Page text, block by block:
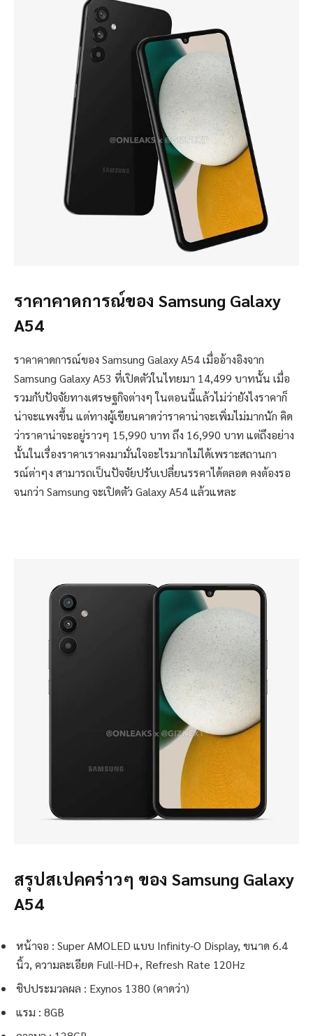
ราคาคาดการณ์ของ Samsung Galaxy
A54
ราคาคาดการณ์ของ Samsung Galaxy A54 เมื่ออ้างอิงจาก
Samsung Galaxy A53 ที่เปิดตัวในไทยมา 14,499 บาทนั้น เมื่อ
รวมกับปัจจัยทางเศรษฐกิจต่างๆ ในตอนนี้แล้วไม่ว่ายังไงราคาก็
น่าจะแพงขึ้น แต่ทางผู้เขียนคาดว่าราคาน่าจะเพิ่มไม่มากนัก คิด
ว่าราคาน่าจะอยู่ราวๆ 15,990 บาท ถึง 16,990 บาท แต่ถึงอย่าง
นั้นในเรื่องราคาเราคงมามั่นใจอะไรมากไม่ได้เพราะสถานกา
รณ์ต่าๆง สามารถเป็นปัจจัยปรับเปลี่ยนรรคาได้ตลอด คงต้องรอ
จนกว่า Samsung จะเปิดตัว Galaxy A54 แล้วแหละ
สรุปสเปคคร่าวๆ ของ Samsung Galaxy
A54
หน้าจอ : Super AMOLED แบบ Infinity-O Display, ขนาด 6.4
นิ้ว, ความละเอียด Full-HD+, Refresh Rate 120Hz
ชิปประมวลผล : Exynos 1380 (คาดว่า)
แรม : 8GB